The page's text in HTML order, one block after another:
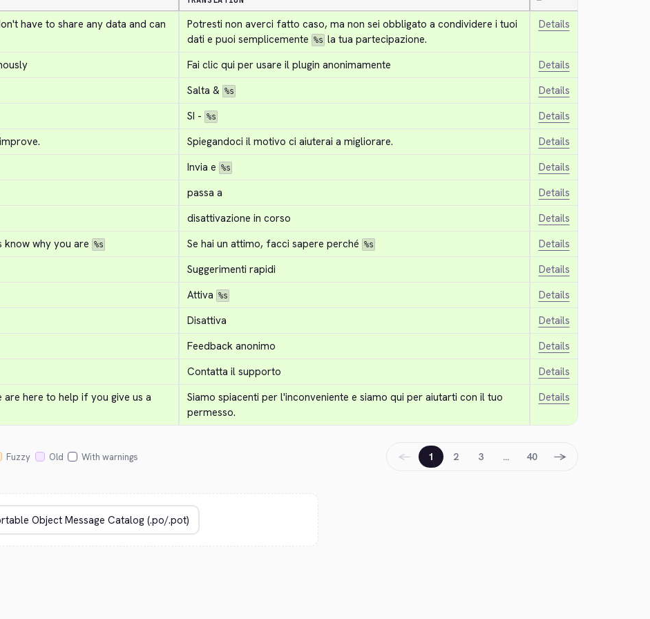
have to share any data and can
Potresti non averci fatto caso, ma non sei obbligato a condividere i tuoi
dati e puoi semplicemente %s la tua partecipazione.
Details
Fai clic qui per usare il plugin anonimamente
Details
Salta & %s
Details
SI - %s
Details
Spiegandoci il motivo ci aiuterai a migliorare.
Details
Invia e %s
Details
passa a
Details
disattivazione in corso
Details
know why you are %s Se hai un attimo, facci sapere perché %s
Details
Suggerimenti rapidi
Details
Attiva %s
Details
Disattiva
Details
Feedback anonimo
Details
Contatta il supporto
Details
here to help if you give us a
Siamo spiacenti per l'inconveniente e siamo qui per aiutarti con il tuo
permesso.
Details
Fuzzy Old With warnings ← 1 2 3 … 40 →